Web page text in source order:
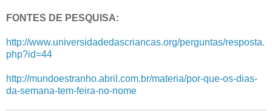
FONTES DE PESQUISA:
http://www.universidadedascriancas.org/perguntas/resposta.
php?id=44
http://mundoestranho.abril.com.br/materia/por-que-os-dias-
da-semana-tem-feira-no-nome